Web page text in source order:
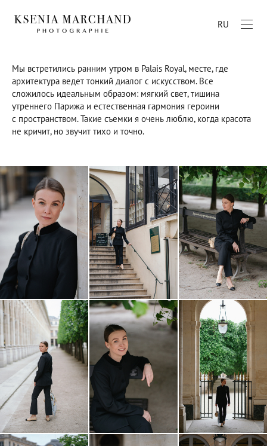
RU
Мы встретились ранним утром в Palais Royal, месте, где
архитектура ведет тонкий диалог с искусством. Все
сложилось идеальным образом: мягкий свет, тишина
утреннего Парижа и естественная гармония героини
с пространством. Такие съемки я очень люблю, когда красота
не кричит, но звучит тихо и точно.